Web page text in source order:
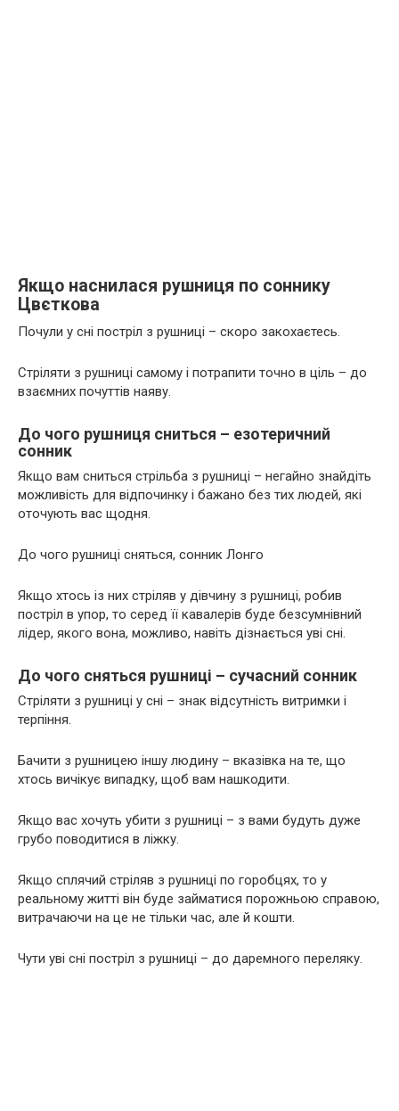
Якщо наснилася рушниця по соннику
Цвєткова
Почули у сні постріл з рушниці – скоро закохаєтесь.
Стріляти з рушниці самому і потрапити точно в ціль – до
взаємних почуттів наяву.
До чого рушниця сниться – езотеричний
сонник
Якщо вам сниться стрільба з рушниці – негайно знайдіть
можливість для відпочинку і бажано без тих людей, які
оточують вас щодня.
До чого рушниці сняться, сонник Лонго
Якщо хтось із них стріляв у дівчину з рушниці, робив
постріл в упор, то серед її кавалерів буде безсумнівний
лідер, якого вона, можливо, навіть дізнається уві сні.
До чого сняться рушниці – сучасний сонник
Стріляти з рушниці у сні – знак відсутність витримки і
терпіння.
Бачити з рушницею іншу людину – вказівка на те, що
хтось вичікує випадку, щоб вам нашкодити.
Якщо вас хочуть убити з рушниці – з вами будуть дуже
грубо поводитися в ліжку.
Якщо сплячий стріляв з рушниці по горобцях, то у
реальному житті він буде займатися порожньою справою,
витрачаючи на це не тільки час, але й кошти.
Чути уві сні постріл з рушниці – до даремного переляку.